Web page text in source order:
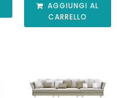
AGGIUNGI AL
CARRELLO